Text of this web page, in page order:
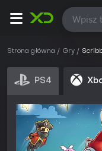
Strona główna Gry
PS4